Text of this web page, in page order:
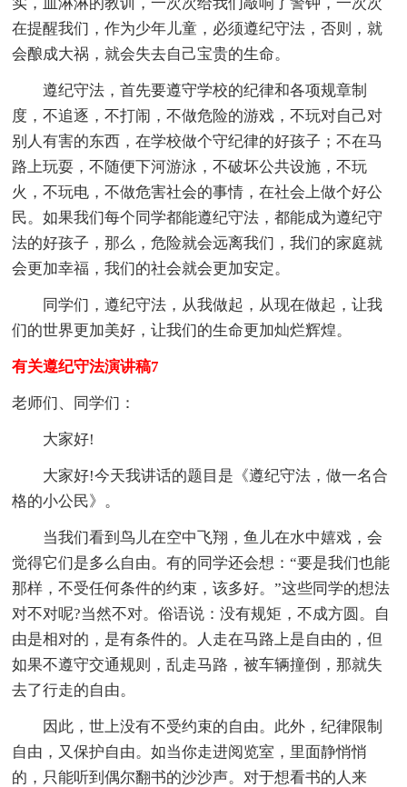
在提醒我们，作为少年儿童，必须遵纪守法，否则，就
会酿成大祸，就会失去自己宝贵的生命。
遵纪守法，首先要遵守学校的纪律和各项规章制
度，不追逐，不打闹，不做危险的游戏，不玩对自己对
别人有害的东西，在学校做个守纪律的好孩子；不在马
路上玩耍，不随便下河游泳，不破坏公共设施，不玩
火，不玩电，不做危害社会的事情，在社会上做个好公
民。如果我们每个同学都能遵纪守法，都能成为遵纪守
法的好孩子，那么，危险就会远离我们，我们的家庭就
会更加幸福，我们的社会就会更加安定。
同学们，遵纪守法，从我做起，从现在做起，让我
们的世界更加美好，让我们的生命更加灿烂辉煌。
有关遵纪守法演讲稿7
老师们、同学们：
大家好!
大家好!今天我讲话的题目是《遵纪守法，做一名合
格的小公民》。
当我们看到鸟儿在空中飞翔，鱼儿在水中嬉戏，会
觉得它们是多么自由。有的同学还会想：“要是我们也能
那样，不受任何条件的约束，该多好。”这些同学的想法
对不对呢?当然不对。俗语说：没有规矩，不成方圆。自
由是相对的，是有条件的。人走在马路上是自由的，但
如果不遵守交通规则，乱走马路，被车辆撞倒，那就失
去了行走的自由。
因此，世上没有不受约束的自由。此外，纪律限制
自由，又保护自由。如当你走进阅览室，里面静悄悄
的，只能听到偶尔翻书的沙沙声。对于想看书的人来